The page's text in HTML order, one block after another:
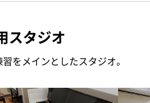
スタジオ
をメインとしたスタジオ。